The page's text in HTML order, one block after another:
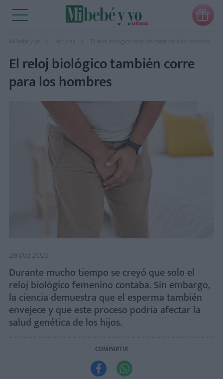

Mi bebé y yo Noticias El reloj biológico también corre para los hombres
El reloj biológico también corre
para los hombres
28 Oct 2025
Durante mucho tiempo se creyó que solo el
reloj biológico femenino contaba. Sin embargo,
la ciencia demuestra que el esperma también
envejece y que este proceso podría afectar la
salud genética de los hijos.
COMPARTIR
 